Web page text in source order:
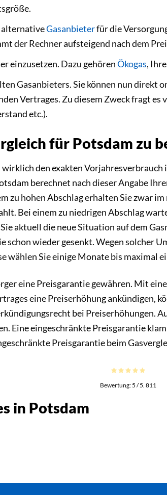
alternativeGasanbieterfür die
der Rechner aufsteigend nach dem
einzusetzen. Dazu gehörenÖkogas,
Gasanbieters. Sie können nun
Vertrages. Zu diesem Zweck fragt
etc.).
für Potsdam zu
den exakten Vorjahresverbrauch
berechnet nach dieser Angabe
zu hohen Abschlag erhalten Sie zwar
Bei einem zu niedrigen Abschlag
aktuell die neue Situation auf dem
schon wieder gesenkt. Wegen solcher
Sie einige Monate bis maximal
eine Preisgarantie gewähren. Mit
eine Preiserhöhung ankündigen,
bei Preiserhöhungen.
Eine eingeschränkte Preisgarantie
Preisgarantie beim
Bewertung:5 / 5. 811
in Potsdam